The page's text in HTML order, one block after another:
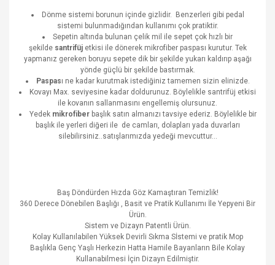
Dönme sistemi borunun içinde gizlidir. Benzerleri gibi pedal
sistemi bulunmadığından kullanımı çok pratiktir.
Sepetin altında bulunan çelik mil ile sepet çok hızlı bir
şekilde santrifüj etkisi ile dönerek mikrofiber paspası kurutur. Tek
yapmanız gereken boruyu sepete dik bir şekilde yukarı kaldırıp aşağı
yönde güçlü bir şekilde bastırmak.
Paspası ne kadar kurutmak istediğiniz tamemen sizin elinizde.
Kovayı Max. seviyesine kadar doldurunuz. Böylelikle santrifüj etkisi
ile kovanın sallanmasını engellemiş olursunuz.
Yedek mikrofiberbaşlık satın almanızı tavsiye ederiz. Böylelikle bir
başlık ile yerleri diğeri ile de camları, dolapları yada duvarları
silebilirsiniz..satışlarımızda yedeği mevcuttur...
Baş Döndürden Hızda Göz Kamaştıran Temizlik!
360 Derece Dönebilen Başlığı , Basit ve Pratik Kullanımı İle Yepyeni Bir
Ürün.
Sistem ve Dizayn Patentli Ürün.
Kolay Kullanılabilen Yüksek Devirli Sıkma Sİstemi ve pratik Mop
Başlıkla Genç Yaşlı Herkezin Hatta Hamile Bayanların Bile Kolay
Kullanabilmesi İçin Dizayn Edilmiştir.